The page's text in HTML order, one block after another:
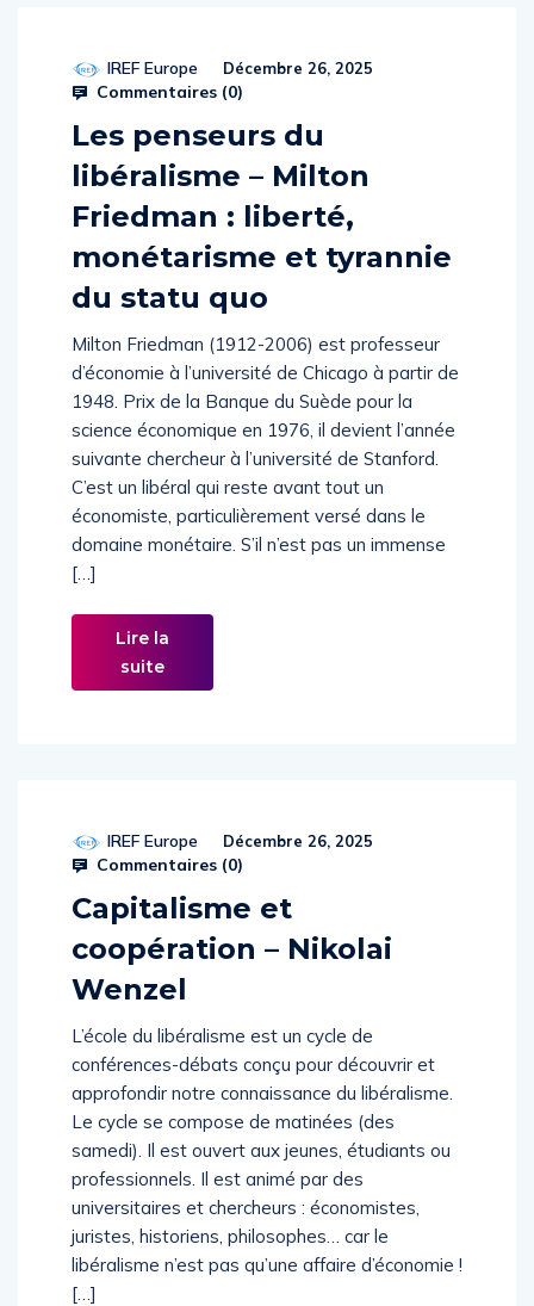
IREF Europe Décembre 26, 2025
Les penseurs du
libéralisme – Milton
Friedman : liberté,
monétarisme et tyrannie
du statu quo
Milton Friedman (1912-2006) est professeur
d’économie à l’université de Chicago à partir de
1948. Prix de la Banque du Suède pour la
science économique en 1976, il devient l’année
suivante chercheur à l’université de Stanford.
C’est un libéral qui reste avant tout un
économiste, particulièrement versé dans le
domaine monétaire. S’il n’est pas un immense
Lire la
suite
IREF Europe Décembre 26, 2025
Capitalisme et
coopération – Nikolai
L’école du libéralisme est un cycle de
conférences-débats conçu pour découvrir et
approfondir notre connaissance du libéralisme.
Le cycle se compose de matinées (des
samedi). Il est ouvert aux jeunes, étudiants ou
professionnels. Il est animé par des
universitaires et chercheurs : économistes,
juristes, historiens, philosophes… car le
libéralisme n’est pas qu’une affaire d’économie !